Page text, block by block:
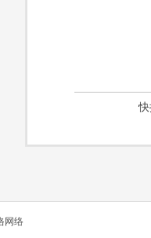
网络